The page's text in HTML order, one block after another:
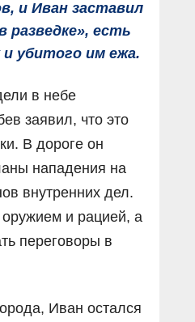
и Иван заставил
разведке», есть
убитого им ежа.
в небе
заявил, что это
В дороге он
нападения на
внутренних дел.
и рацией, а
переговоры в
Иван остался